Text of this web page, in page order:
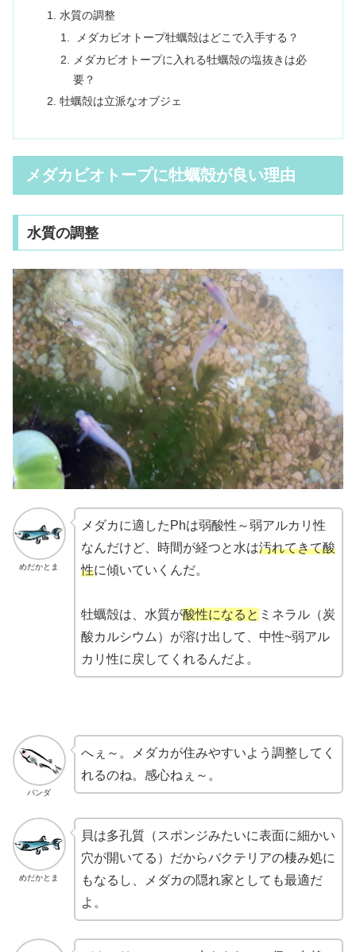
水質の調整
メダカビオトープ牡蠣殻はどこで入手する？
メダカビオトープに入れる牡蠣殻の塩抜きは必
要？
牡蠣殻は立派なオブジェ
メダカビオトープに牡蠣殻が良い理由
水質の調整
めだかとま
メダカに適したPhは弱酸性～弱アルカリ性
なんだけど、時間が経つと水は汚れてきて酸
性に傾いていくんだ。
牡蠣殻は、水質が酸性になると ミネラル（炭
酸カルシウム）が溶け出して、中性~弱アル
カリ性に戻してくれるんだよ。
パンダ
へぇ～。メダカが住みやすいよう調整してく
れるのね。感心ねぇ～。
めだかとま
貝は多孔質（スポンジみたいに表面に細かい
穴が開いてる）だからバクテリアの棲み処に
もなるし、メダカの隠れ家としても最適だ
よ。